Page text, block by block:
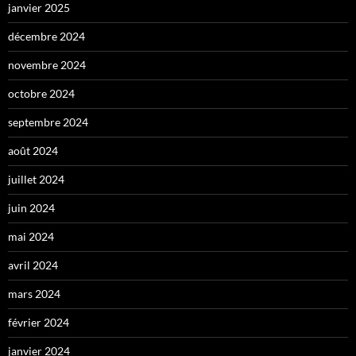
janvier 2025
décembre 2024
novembre 2024
octobre 2024
septembre 2024
août 2024
juillet 2024
juin 2024
mai 2024
avril 2024
mars 2024
février 2024
janvier 2024